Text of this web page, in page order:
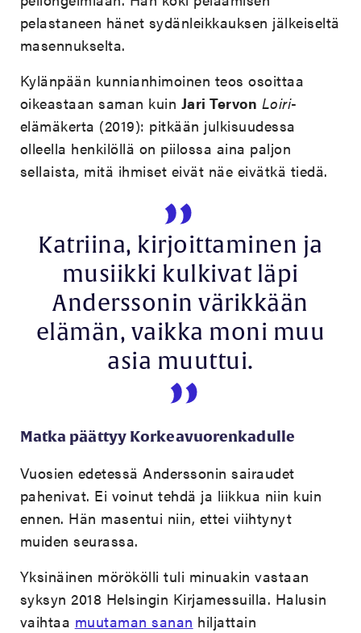
pelastaneen hänet sydänleikkauksen jälkeiseltä
masennukselta.
Kylänpään kunnianhimoinen teos osoittaa
oikeastaan saman kuin Jari Tervon Loiri-
elämäkerta (2019): pitkään julkisuudessa
olleella henkilöllä on piilossa aina paljon
sellaista, mitä ihmiset eivät näe eivätkä tiedä.
Katriina, kirjoittaminen ja
musiikki kulkivat läpi
Anderssonin värikkään
elämän, vaikka moni muu
asia muuttui.
Matka päättyy Korkeavuorenkadulle
Vuosien edetessä Anderssonin sairaudet
pahenivat. Ei voinut tehdä ja liikkua niin kuin
ennen. Hän masentui niin, ettei viihtynyt
muiden seurassa.
Yksinäinen mörökölli tuli minuakin vastaan
syksyn 2018 Helsingin Kirjamessuilla. Halusin
vaihtaa muutaman sanan hiljattain